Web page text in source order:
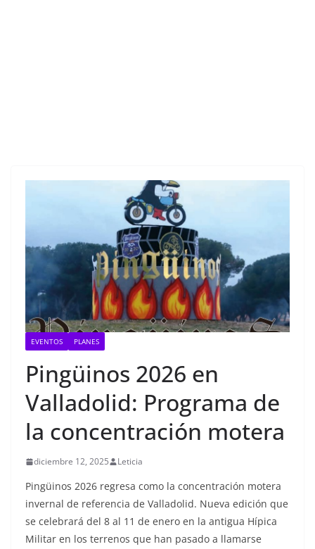
EVENTOS PLANES
Pingüinos 2026 en
Valladolid: Programa de
la concentración motera
diciembre 12, 2025 Leticia
Pingüinos 2026 regresa como la concentración motera
invernal de referencia de Valladolid. Nueva edición que
se celebrará del 8 al 11 de enero en la antigua Hípica
Militar en los terrenos que han pasado a llamarse